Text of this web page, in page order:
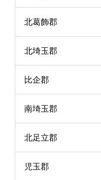
北葛飾郡
北埼玉郡
比企郡
南埼玉郡
北足立郡
児玉郡